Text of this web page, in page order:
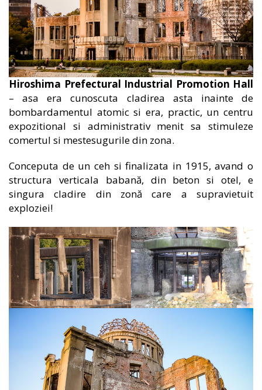
Hiroshima Prefectural Industrial Promotion Hall
– asa era cunoscuta cladirea asta inainte de
bombardamentul atomic si era, practic, un centru
expozitional si administrativ menit sa stimuleze
comertul si mestesugurile din zona.
Conceputa de un ceh si finalizata in 1915, avand o
structura verticala babană, din beton si otel, e
singura cladire din zonă care a supravietuit
exploziei!